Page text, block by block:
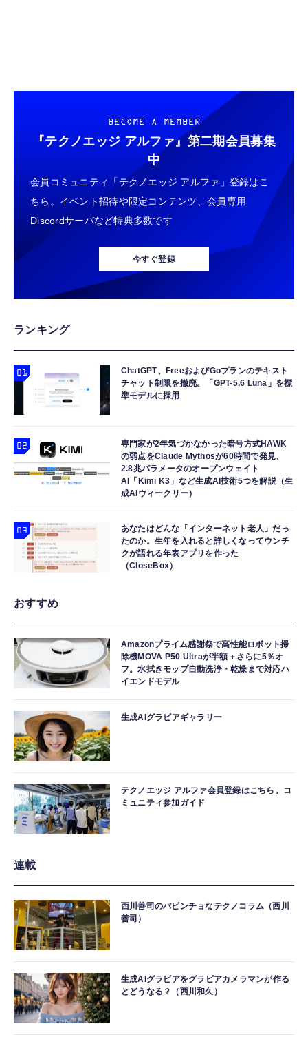
BECOME A MEMBER
『テクノエッジ アルファ』 第二期会員募集
中
会員コミュニティ「テクノエッジ アルファ」登録はこ
ちら。イベント招待や限定コンテンツ、会員専用
Discordサーバなど特典多数です
今すぐ登録
ランキング
ChatGPT、FreeおよびGoプランのテキスト
チャット制限を撤廃。「GPT-5.6 Luna」を標
準モデルに採用
専門家が2年気づかなかった暗号方式HAWK
の弱点をClaude Mythosが60時間で発見、
2.8兆パラメータのオープンウェイト
AI「Kimi K3」など生成AI技術5つを解説（生
成AIウィークリー）
あなたはどんな「インターネット老人」だっ
たのか。生年を入れると詳しくなってウンチ
クが語れる年表アプリを作った
（CloseBox）
おすすめ
Amazonプライム感謝祭で高性能ロボット掃
除機MOVA P50 Ultraが半額＋さらに5％オ
フ。水拭きモップ自動洗浄・乾燥まで対応ハ
イエンドモデル
生成AIグラビアギャラリー
テクノエッジ アルファ会員登録はこちら。コ
ミュニティ参加ガイド
連載
西川善司のバビンチョなテクノコラム（西川
善司）
生成AIグラビアをグラビアカメラマンが作る
とどうなる？（西川和久）